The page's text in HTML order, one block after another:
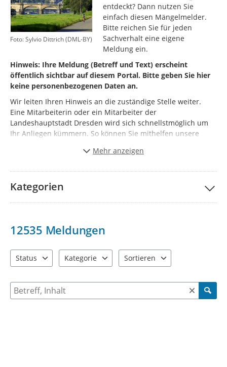
Foto: Sylvio Dittrich (DML-BY)
entdeckt? Dann nutzen Sie
einfach diesen Mängelmelder.
Bitte reichen Sie für jeden
Sachverhalt eine eigene
Meldung ein.
Hinweis: Ihre Meldung (Betreff und Text) erscheint
öffentlich sichtbar auf diesem Portal. Bitte geben Sie hier
keine personenbezogenen Daten an.
Wir leiten Ihren Hinweis an die zuständige Stelle weiter.
Eine Mitarbeiterin oder ein Mitarbeiter der
Landeshauptstadt Dresden wird sich schnellstmöglich um
Ihr Anliegen kümmern. So können Sie mithelfen unsere
Mehr anzeigen
Kategorien
12535 Meldungen
Status
Kategorie
Sortieren
Suche nach Meldungen und Kommentaren